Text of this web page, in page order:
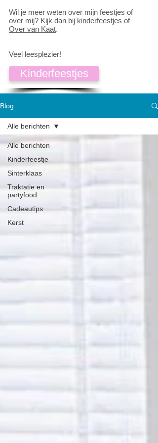
Wil je meer weten over mijn feestjes of
over mij? Kijk dan bij kinderfeestjes of
Over van Kaat.
Veel leesplezier!
Kinderfeestjes
Blog
Alle berichten
Kinderfeestje
Sinterklaas
Traktatie en
partyfood
Cadeautips
Kerst
Alle berichten